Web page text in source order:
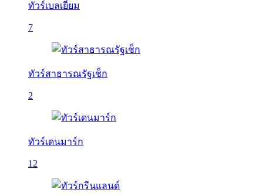
ทัวร์เบลเยี่ยม
7
ทัวร์สาธารณรัฐเช็ก
2
ทัวร์เดนมาร์ก
12